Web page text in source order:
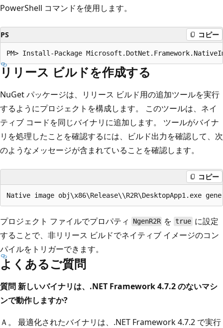
PowerShell コマンドを使用します。
PS コピー
リリース ビルドを作成する
NuGet パッケージは、リリース ビルド用の追加ツールを実行
するようにプロジェクトを構成します。 このツールは、ネイ
ティブ コードを同じバイナリに追加します。 ツールがバイナ
リを処理したことを確認するには、ビルド出力を確認して、次
のようなメッセージが含まれていることを確認します。
コピー
プロジェクト ファイルでプロパティ NgenR2R をtrueに設定
することで、非リリース ビルドでネイティブ イメージのコン
パイルをトリガーできます。
よくあるご質問
質問 新しいバイナリは、.NET Framework 4.7.2 のないマシ
ンで動作しますか?
Ａ。 最適化されたバイナリは、.NET Framework 4.7.2 で実行